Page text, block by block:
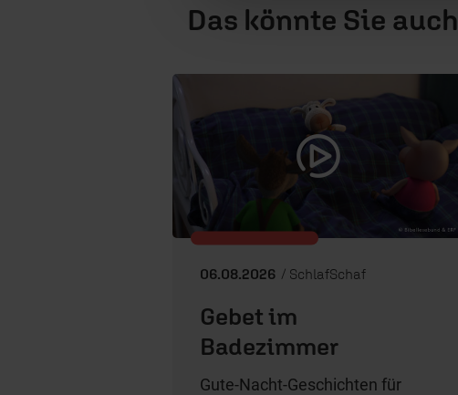
Das könnte Sie auch
06.08.2026 / SchlafSchaf
Gebet im
Badezimmer
Gute-Nacht-Geschichten für